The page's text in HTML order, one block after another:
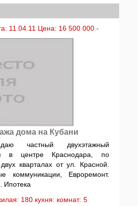
11.04.11 Цена: 16 500 000 -
дома на Кубани
частный двухэтажный
в центре Краснодара, по
кварталах от ул. Красной.
коммуникации, Евроремонт.
Ипотека
180 кухня: комнат: 5